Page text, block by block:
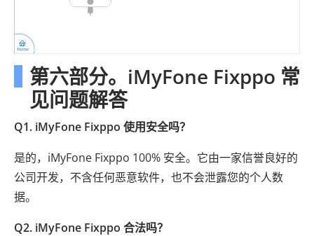
第六部分。iMyFone Fixppo 常
见问题解答
Q1. iMyFone Fixppo 使用安全吗？
是的，iMyFone Fixppo 100% 安全。它由一家信誉良好的
公司开发，不含任何恶意软件，也不会泄露您的个人数
据。
Q2. iMyFone Fixppo 合法吗？